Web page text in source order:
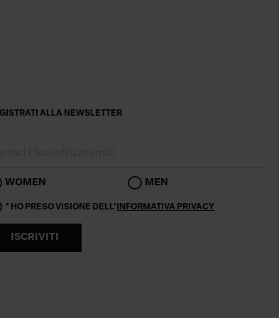
ALLA NEWSLETTER
WOMEN MEN
* HO PRESO VISIONE DELL' INFORMATIVA PRIVACY
ISCRIVITI